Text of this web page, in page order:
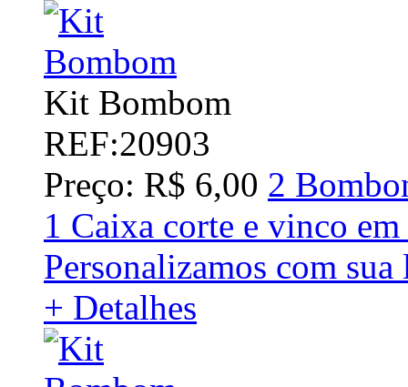
Kit Bombom
REF:20903
Preço: R$ 6,00 2
1 Caixa corte e vinco
Personalizamos com
+ Detalhes